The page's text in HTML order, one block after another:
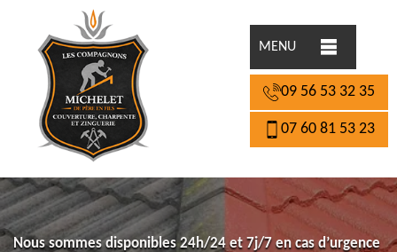
MENU
09 56 53 32 35
07 60 81 53 23
Nous sommes disponibles 24h/24 et 7j/7 en cas d’urgence